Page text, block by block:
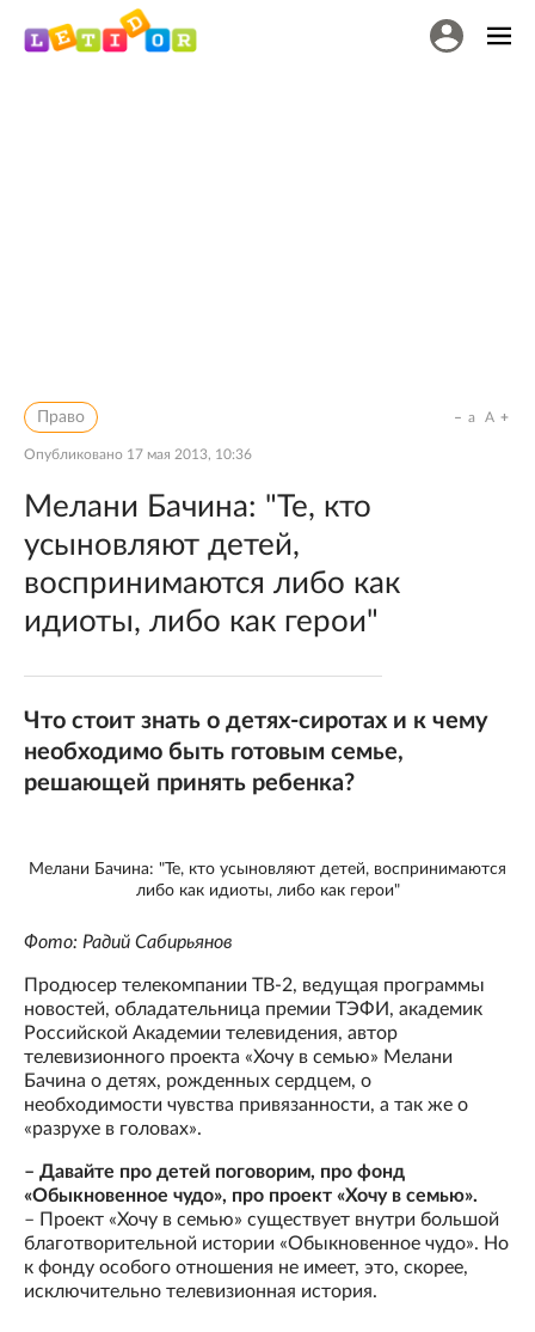
Право
Опубликовано 17 мая 2013, 10:36
a A
Мелани Бачина: "Те, кто
усыновляют детей,
воспринимаются либо как
идиоты, либо как герои"
Что стоит знать о детях-сиротах и к чему
необходимо быть готовым семье,
решающей принять ребенка?
Мелани Бачина: "Те, кто усыновляют детей, воспринимаются
либо как идиоты, либо как герои"
Фото: Радий Сабирьянов
Продюсер телекомпании ТВ-2, ведущая программы
новостей, обладательница премии ТЭФИ, академик
Российской Академии телевидения, автор
телевизионного проекта «Хочу в семью» Мелани
Бачина о детях, рожденных сердцем, о
необходимости чувства привязанности, а так же о
«разрухе в головах».
– Давайте про детей поговорим, про фонд
«Обыкновенное чудо», про проект «Хочу в семью».
– Проект «Хочу в семью» существует внутри большой
благотворительной истории «Обыкновенное чудо». Но
к фонду особого отношения не имеет, это, скорее,
исключительно телевизионная история.